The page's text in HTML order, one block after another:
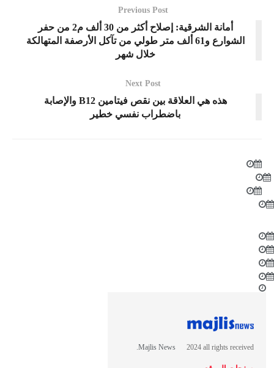
Previous Post
أمانة الشرقية: إصلاح أكثر من 30 ألف م2 من حفر
الشوارع و61 ألف متر طولي من تآكل الأرصفة المتهالكة
خلال شهر
Next Post
هذه هي العلاقة بين نقص فيتامين B12 والإصابة
باضطراب نفسي خطير
Majlis News © 2024 all rights received.